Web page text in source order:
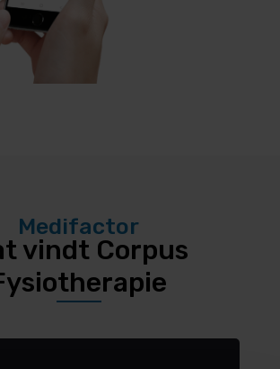
Medifactor
vindt Corpus